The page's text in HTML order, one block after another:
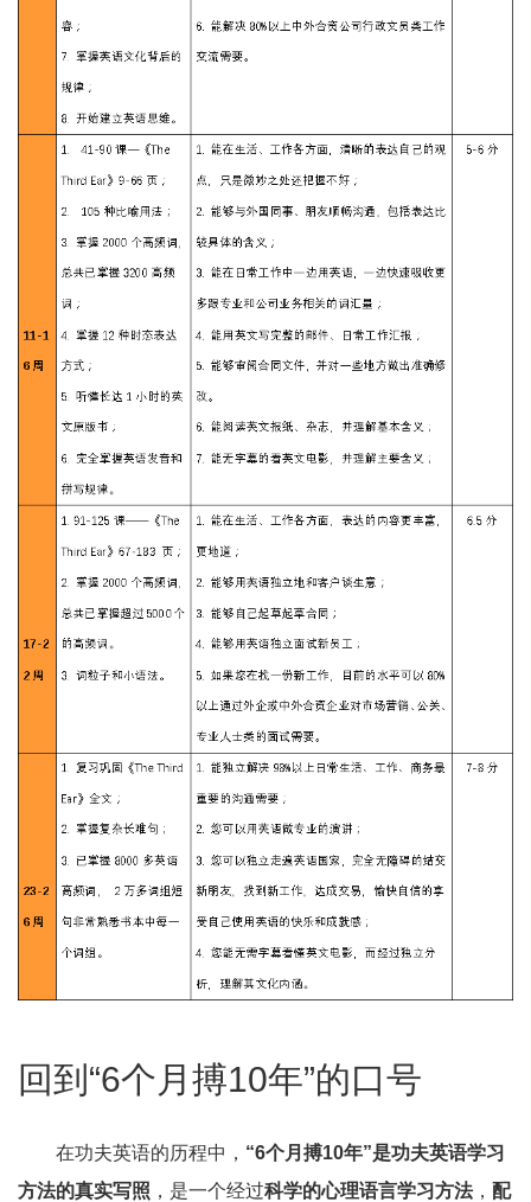
回到“6个月搏10年”的口号
在功夫英语的历程中， “6个月搏10年”是功夫英语学习
方法的真实写照 ，是一个经过科学的心理语言学习方法， 配